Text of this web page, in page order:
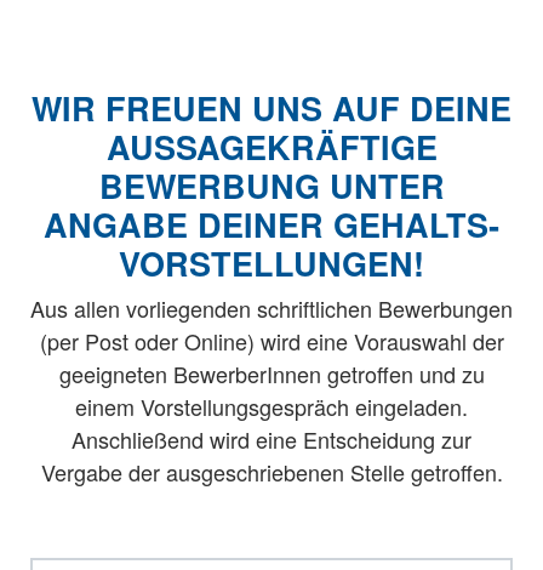
WIR FREUEN UNS AUF DEINE
AUSSAGE­KRÄFTIGE
BEWERBUNG UNTER
ANGABE DEINER GEHALTS­
VOR­STELLUNGEN!
Aus allen vorliegenden schriftlichen Bewerbungen
(per Post oder Online) wird eine Vorauswahl der
geeigneten BewerberInnen getroffen und zu
einem Vorstellungsgespräch eingeladen.
Anschließend wird eine Entscheidung zur
Vergabe der ausgeschriebenen Stelle getroffen.